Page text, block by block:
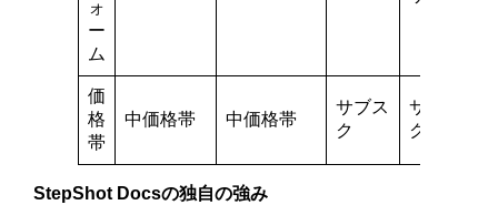
ォ
ー
ム
価
格
帯
中価格帯 中価格帯
サブス
ク
サブス
ク
StepShot Docsの独自の強み